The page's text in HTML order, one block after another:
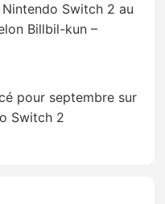
Switch 2 au
Billbil-kun –
pour septembre sur
Switch 2